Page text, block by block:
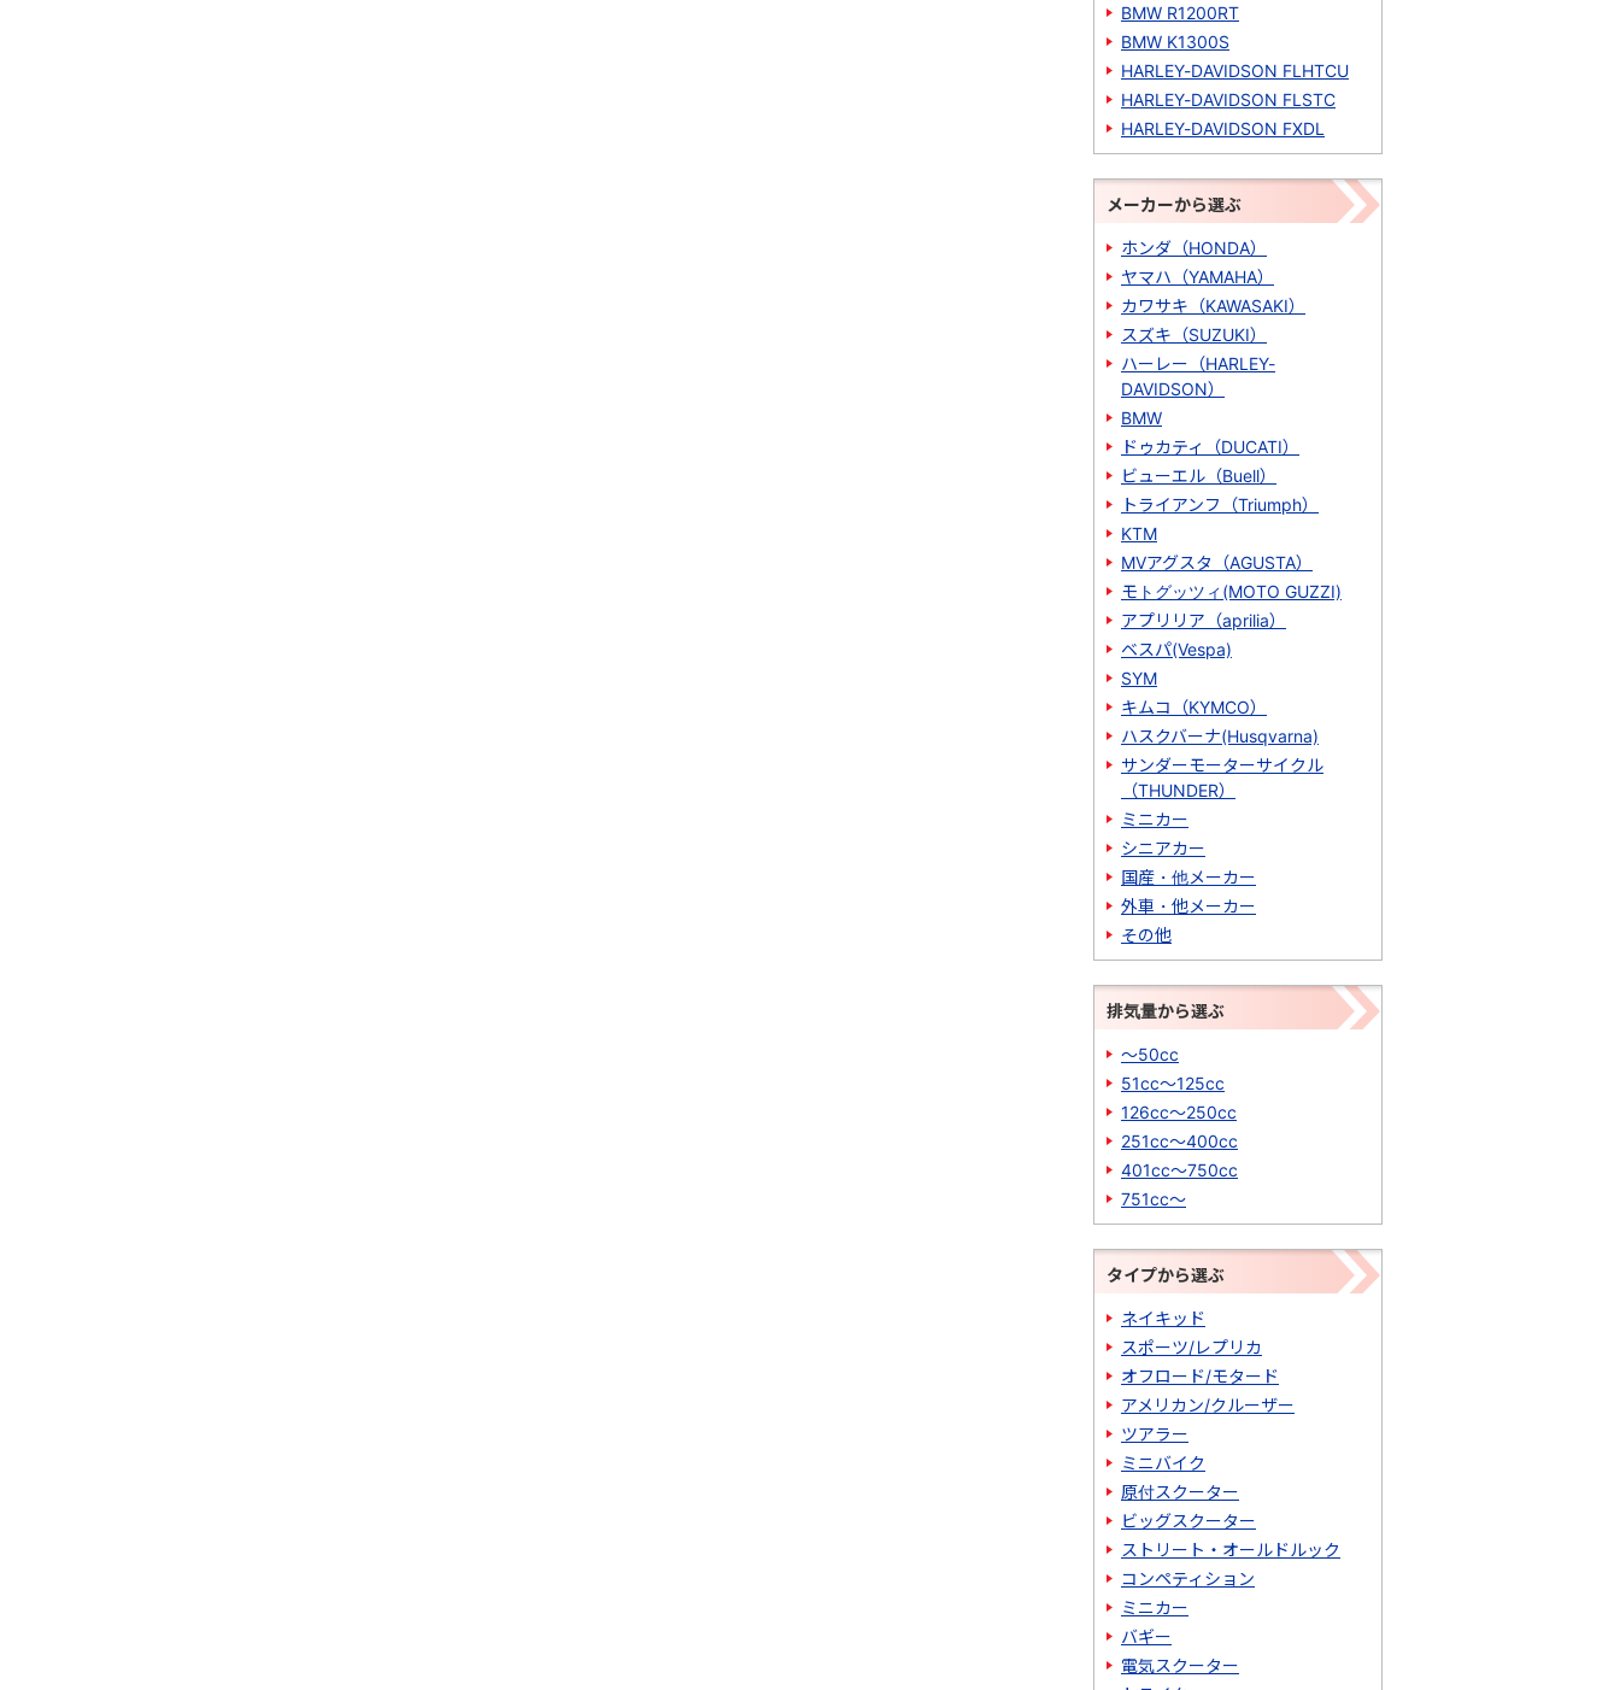
BMW R1200RT
BMW K1300S
HARLEY-DAVIDSON FLHTCU
HARLEY-DAVIDSON FLSTC
HARLEY-DAVIDSON FXDL
メーカーから選ぶ
ホンダ（HONDA）
ヤマハ（YAMAHA）
カワサキ（KAWASAKI）
スズキ（SUZUKI）
ハーレー（HARLEY-
DAVIDSON）
BMW
ドゥカティ（DUCATI）
ビューエル（Buell）
トライアンフ（Triumph）
KTM
MVアグスタ（AGUSTA）
モトグッツィ(MOTO GUZZI)
アプリリア（aprilia）
ベスパ(Vespa)
SYM
キムコ（KYMCO）
ハスクバーナ(Husqvarna)
サンダーモーターサイクル
（THUNDER）
ミニカー
シニアカー
国産・他メーカー
外車・他メーカー
その他
排気量から選ぶ
～50cc
51cc～125cc
126cc～250cc
251cc～400cc
401cc～750cc
751cc～
タイプから選ぶ
ネイキッド
スポーツ/レプリカ
オフロード/モタード
アメリカン/クルーザー
ツアラー
ミニバイク
原付スクーター
ビッグスクーター
ストリート・オールドルック
コンペティション
ミニカー
バギー
電気スクーター